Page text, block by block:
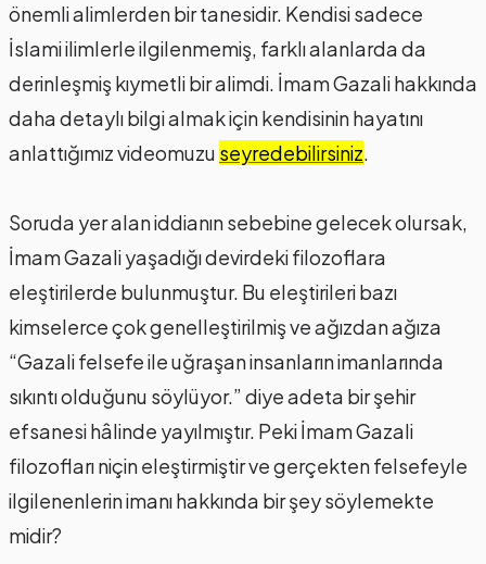
önemli alimlerden bir tanesidir. Kendisi sadece
İslami ilimlerle ilgilenmemiş, farklı alanlarda da
derinleşmiş kıymetli bir alimdi. İmam Gazali hakkında
daha detaylı bilgi almak için kendisinin hayatını
anlattığımız videomuzu seyredebilirsiniz.
Soruda yer alan iddianın sebebine gelecek olursak,
İmam Gazali yaşadığı devirdeki filozoflara
eleştirilerde bulunmuştur. Bu eleştirileri bazı
kimselerce çok genelleştirilmiş ve ağızdan ağıza
“Gazali felsefe ile uğraşan insanların imanlarında
sıkıntı olduğunu söylüyor.” diye adeta bir şehir
efsanesi hâlinde yayılmıştır. Peki İmam Gazali
filozofları niçin eleştirmiştir ve gerçekten felsefeyle
ilgilenenlerin imanı hakkında bir şey söylemekte
midir?